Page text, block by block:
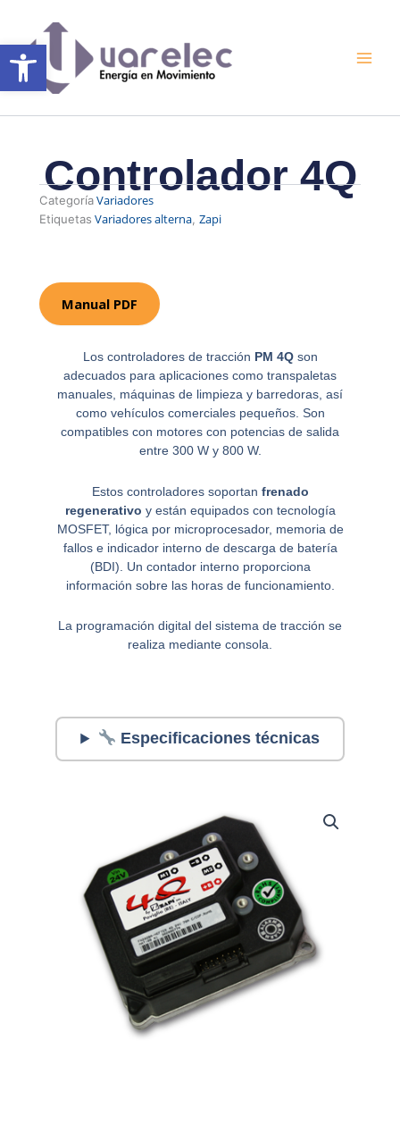
Abrir barra de herramientas
contenido
Controlador 4Q
Categoría Variadores
Etiquetas Variadores alterna ,Zapi
Manual PDF
Los controladores de tracción PM 4Qson
adecuados para aplicaciones como transpaletas
manuales, máquinas de limpieza y barredoras, así
como vehículos comerciales pequeños. Son
compatibles con motores con potencias de salida
entre 300 W y 800 W.
Estos controladores soportan frenado
regenerativo y están equipados con tecnología
MOSFET, lógica por microprocesador, memoria de
fallos e indicador interno de descarga de batería
(BDI). Un contador interno proporciona
información sobre las horas de funcionamiento.
La programación digital del sistema de tracción se
realiza mediante consola.
Especificaciones técnicas